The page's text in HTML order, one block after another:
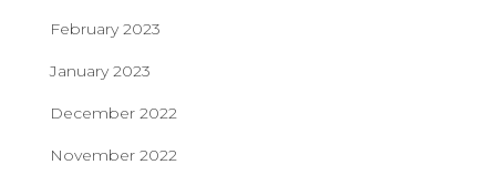
February 2023
January 2023
December 2022
November 2022